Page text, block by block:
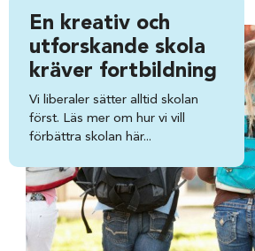
En kreativ och
utforskande skola
kräver fortbildning
Vi liberaler sätter alltid skolan
först. Läs mer om hur vi vill
förbättra skolan här...